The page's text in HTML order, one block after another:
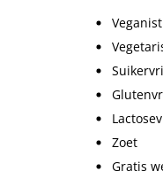
Zoet
Gratis